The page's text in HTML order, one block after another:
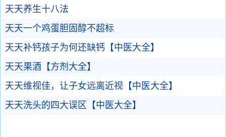
天天养生十八法
天天一个鸡蛋胆固醇不超标
天天补钙孩子为何还缺钙【中医大全】
天天果酒【方剂大全】
天天维视佳，让子女远离近视【中医大全】
天天洗头的四大误区【中医大全】